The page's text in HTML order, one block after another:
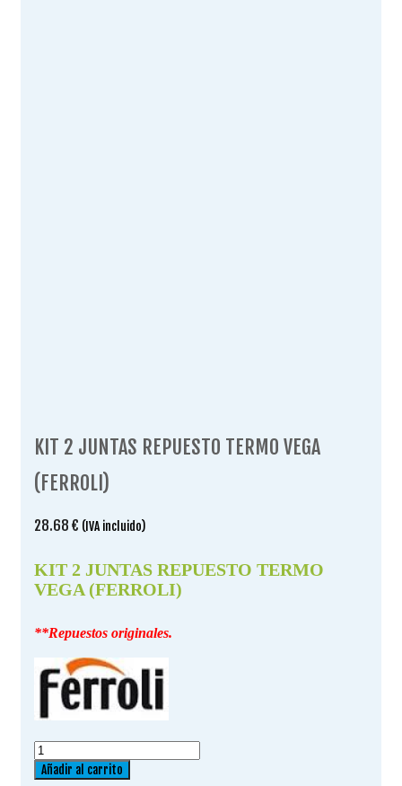
KIT 2 JUNTAS REPUESTO TERMO VEGA
(FERROLI)
28.68 € (IVA incluido)
KIT 2 JUNTAS REPUESTO TERMO
VEGA (FERROLI)
**Repuestos originales.
KIT
Añadir al carrito